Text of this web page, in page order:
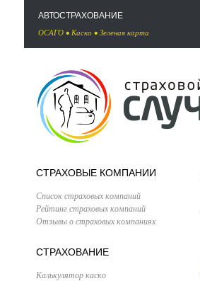
АВТОСТРАХОВАНИЕ
ОСАГО • Каско • Зеленая карта
СТРАХОВЫЕ КОМПАНИИ
Список страховых компаний
Рейтинг страховых компаний
Отзывы о страховых компаниях
СТРАХОВАНИЕ
Калькулятор каско